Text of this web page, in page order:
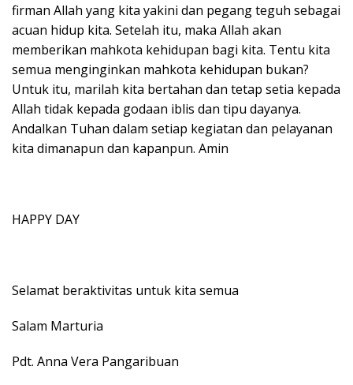
firman Allah yang kita yakini dan pegang teguh sebagai
acuan hidup kita. Setelah itu, maka Allah akan
memberikan mahkota kehidupan bagi kita. Tentu kita
semua menginginkan mahkota kehidupan bukan?
Untuk itu, marilah kita bertahan dan tetap setia kepada
Allah tidak kepada godaan iblis dan tipu dayanya.
Andalkan Tuhan dalam setiap kegiatan dan pelayanan
kita dimanapun dan kapanpun. Amin
HAPPY DAY
Selamat beraktivitas untuk kita semua
Salam Marturia
Pdt. Anna Vera Pangaribuan